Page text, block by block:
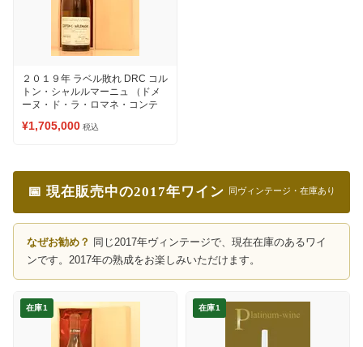
２０１９年 ラベル敗れ DRC コル
トン・シャルルマーニュ （ドメ
ーヌ・ド・ラ・ロマネ・コンテ
¥1,705,000 税込
📅 現在販売中の2017年ワイン 同ヴィンテージ・在庫あり
なぜお勧め？ 同じ2017年ヴィンテージで、現在在庫のあるワイ
ンです。2017年の熟成をお楽しみいただけます。
在庫1 在庫1